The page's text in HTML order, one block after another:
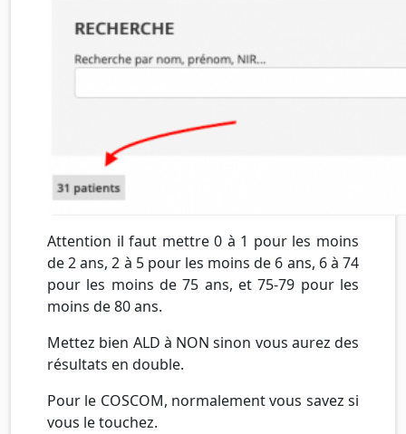
Attention il faut mettre 0 à 1 pour les moins
de 2 ans, 2 à 5 pour les moins de 6 ans, 6 à 74
pour les moins de 75 ans, et 75-79 pour les
moins de 80 ans.
Mettez bien ALD à NON sinon vous aurez des
résultats en double.
Pour le COSCOM, normalement vous savez si
vous le touchez.